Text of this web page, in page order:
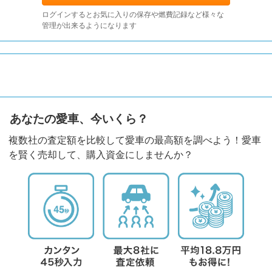
ログインするとお気に入りの保存や燃費記録など様々な
管理が出来るようになります
あなたの愛車、今いくら？
複数社の査定額を比較して愛車の最高額を調べよう！愛車
を賢く売却して、購入資金にしませんか？